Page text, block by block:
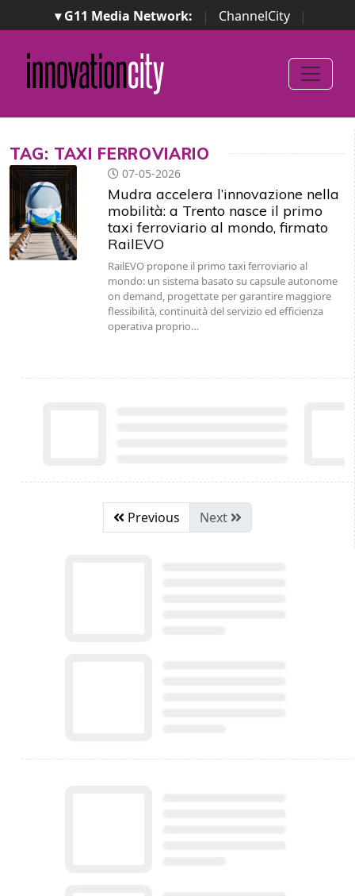
▾ G11 Media Network: | ChannelCity
|
ImpresaCity | SecurityOpenLab | Italian Channel
Awards
Italian Project Awards
Italian Security
Awards
TAG: TAXI FERROVIARIO
07-05-2026
Mudra accelera l’innovazione nella
mobilità: a Trento nasce il primo
taxi ferroviario al mondo, firmato
RailEVO
RailEVO propone il primo taxi ferroviario al
mondo: un sistema basato su capsule autonome
on demand, progettate per garantire maggiore
flessibilità, continuità del servizio ed efficienza
operativa proprio…
Previous Next